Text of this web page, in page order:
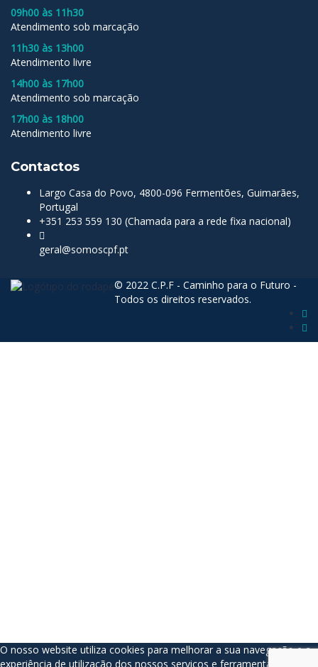
09h00 às 11h30
Atendimento sob marcação
11h30 às 13h00
Atendimento livre
14h00 às 17h00
Atendimento sob marcação
17h00 às 18h00
Atendimento livre
Contactos
Largo Casa do Povo, 4800-096 Fermentões, Guimarães,
Portugal
+351 253 559 130 (Chamada para a rede fixa nacional)
geral@somoscpf.pt
© 2022 C.P.F - Caminho para o Futuro -
Todos os direitos reservados.
O nosso website utiliza cookies para melhorar a sua navegação e a
experiência de utilização dos nossos serviços e ferramentas. Para